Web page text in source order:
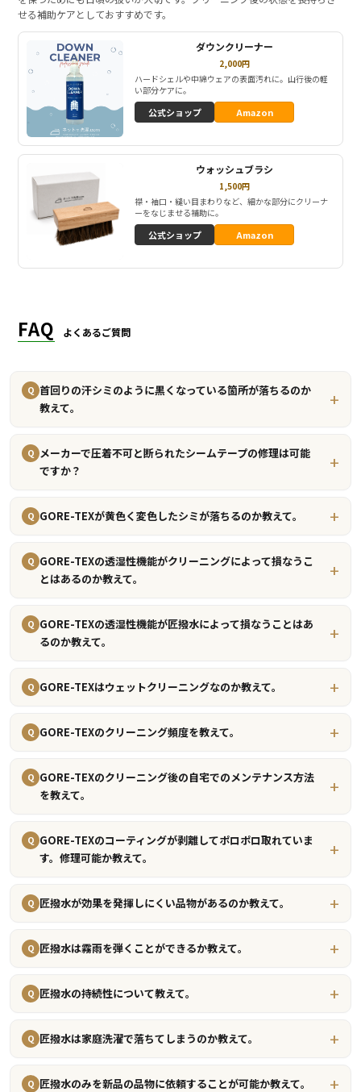
せる補助ケアとしておすすめです。
ダウンクリーナー
2,000円
ハードシェルや中綿ウェアの表面汚れに。山行後の軽
い部分ケアに。
公式ショップ Amazon
ウォッシュブラシ
1,500円
襟・袖口・縫い目まわりなど、細かな部分にクリーナ
ーをなじませる補助に。
公式ショップ Amazon
FAQ よくあるご質問
Q 首回りの汗シミのように黒くなっている箇所が落ちるのか
教えて。
Q メーカーで圧着不可と断られたシームテープの修理は可能
ですか？
Q GORE-TEXが黄色く変色したシミが落ちるのか教えて。
Q GORE-TEXの透湿性機能がクリーニングによって損なうこ
とはあるのか教えて。
Q GORE-TEXの透湿性機能が匠撥水によって損なうことはあ
るのか教えて。
Q GORE-TEXはウェットクリーニングなのか教えて。
Q GORE-TEXのクリーニング頻度を教えて。
Q GORE-TEXのクリーニング後の自宅でのメンテナンス方法
を教えて。
Q GORE-TEXのコーティングが剥離してポロポロ取れていま
す。修理可能か教えて。
Q 匠撥水が効果を発揮しにくい品物があるのか教えて。
Q 匠撥水は霧雨を弾くことができるか教えて。
Q 匠撥水の持続性について教えて。
Q 匠撥水は家庭洗濯で落ちてしまうのか教えて。
Q 匠撥水のみを新品の品物に依頼することが可能か教えて。